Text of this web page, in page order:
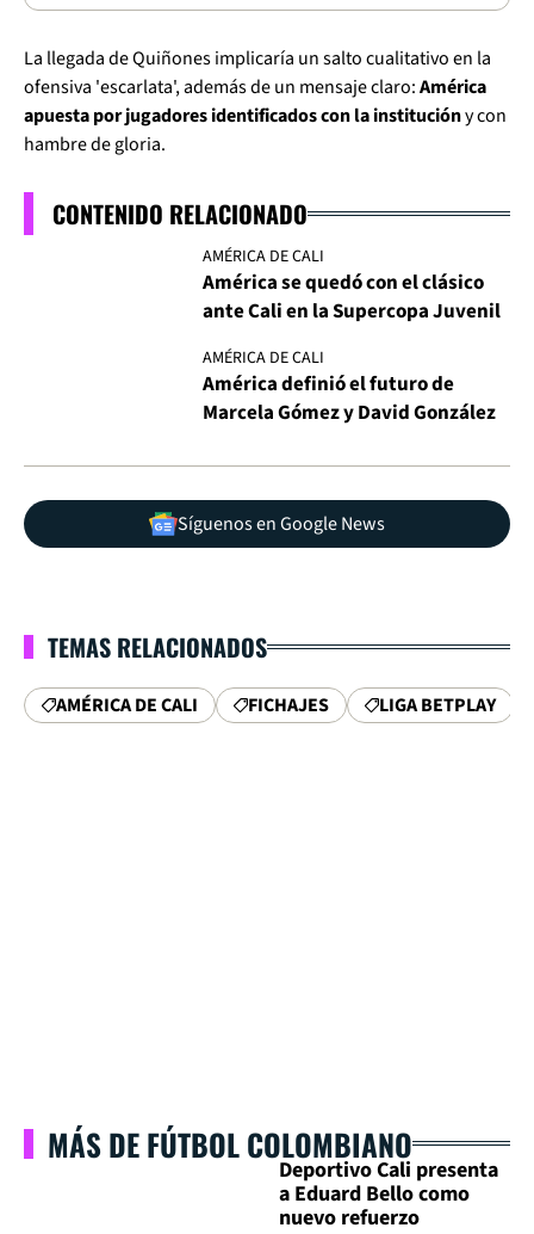
La llegada de Quiñones implicaría un salto cualitativo en la
ofensiva 'escarlata', además de un mensaje claro:América
apuesta por jugadores identificados con la institucióny con
hambre de gloria.
CONTENIDO RELACIONADO
AMÉRICA DE CALI
América se quedó con el clásico
ante Cali en la Supercopa Juvenil
AMÉRICA DE CALI
América definió el futuro de
Marcela Gómez y David González
Síguenos en Google News
TEMAS RELACIONADOS
AMÉRICA DE CALI FICHAJES LIGA BETPLAY
MÁS DE FÚTBOL COLOMBIANO
Deportivo Cali presenta
a Eduard Bello como
nuevo refuerzo